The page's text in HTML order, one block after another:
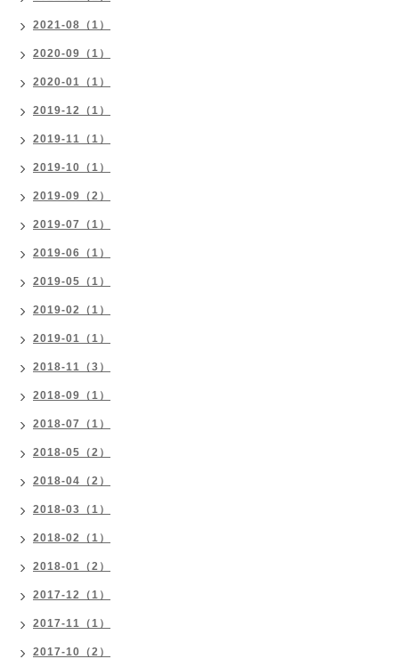
2021-08（1）
2020-09（1）
2020-01（1）
2019-12（1）
2019-11（1）
2019-10（1）
2019-09（2）
2019-07（1）
2019-06（1）
2019-05（1）
2019-02（1）
2019-01（1）
2018-11（3）
2018-09（1）
2018-07（1）
2018-05（2）
2018-04（2）
2018-03（1）
2018-02（1）
2018-01（2）
2017-12（1）
2017-11（1）
2017-10（2）